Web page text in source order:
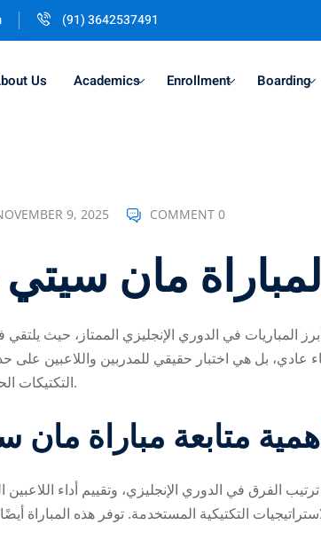
(91) 3642537491
Us Academics Enrollment Boarding
9, 2025 COMMENT 0
مان
المباريات في الدوري الإنجليزي الممتاز، حيث
عادي، بل هي اختبار حقيقي للمدربين واللاعبين على
التكتيكات الحديثة والاستمتاع بمستوى كروي عالٍ.
متابعة مباراة
الفرق في الدوري الإنجليزي، وتقييم أداء
التكتيكية المستخدمة. توفر هذه
Don’t have an